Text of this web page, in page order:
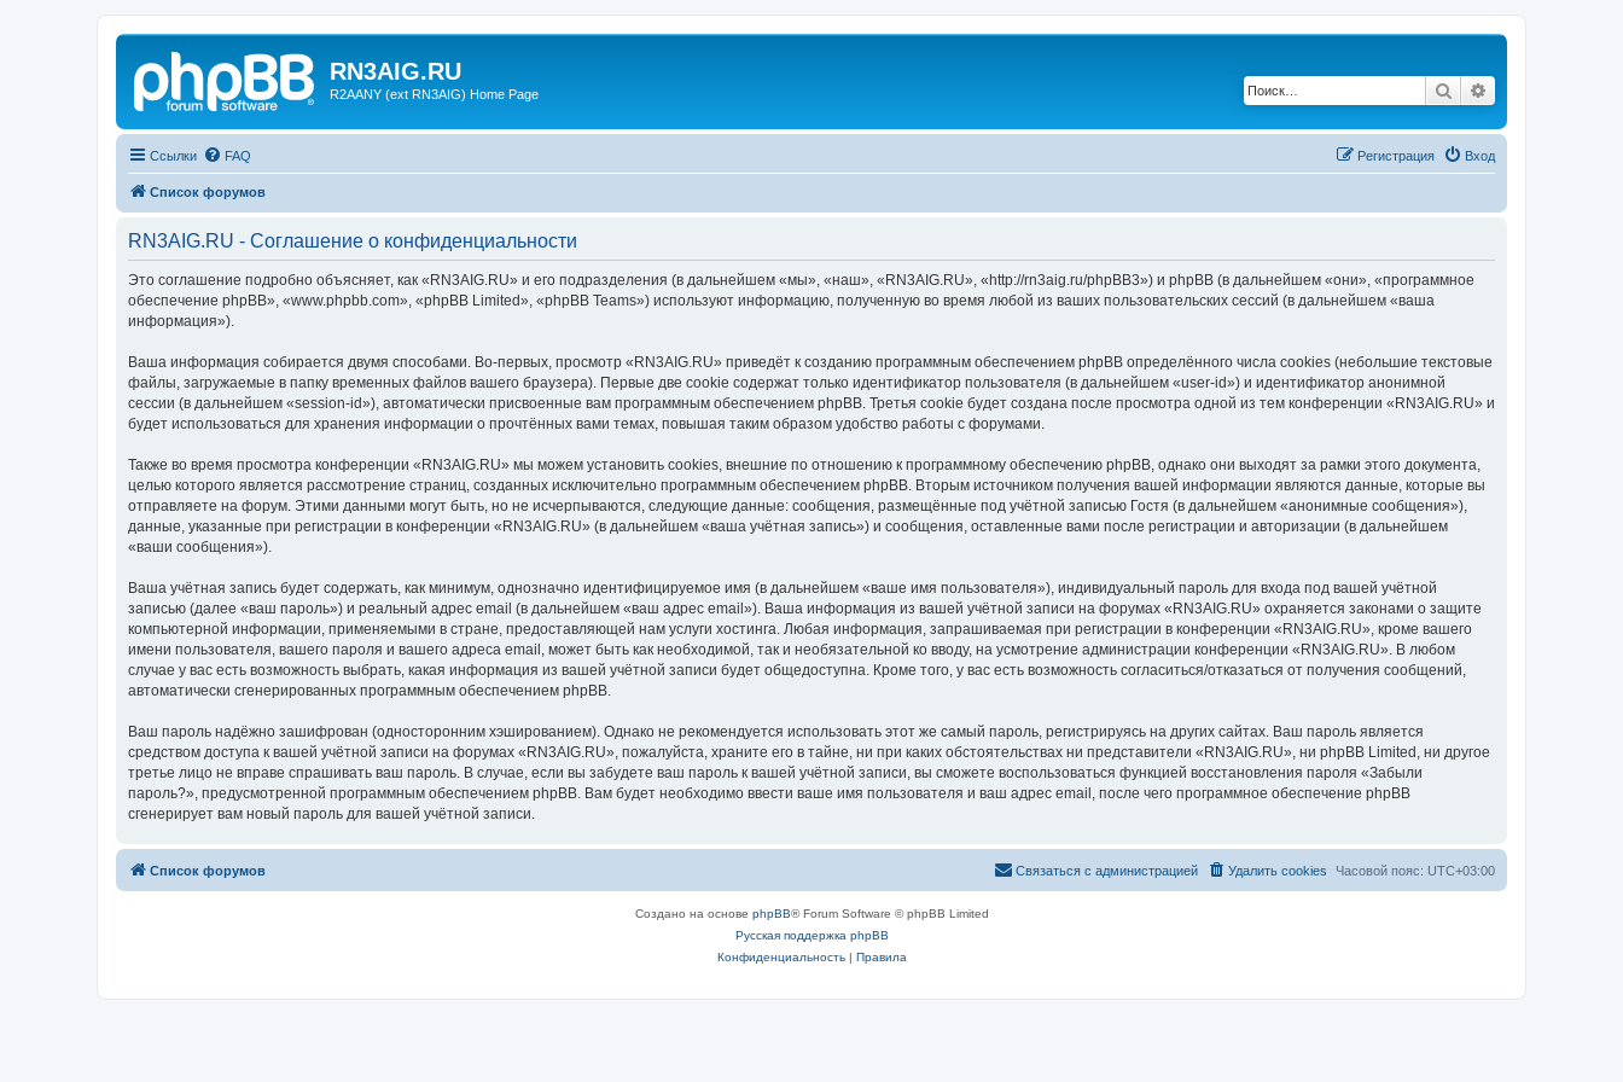
RN3AIG.RU
R2AANY (ext RN3AIG) Home Page Поиск
Ссылки FAQ Вход
Регистрация
Список форумов
RN3AIG.RU - Соглашение о конфиденциальности
Это соглашение подробно объясняет, как «RN3AIG.RU» и его подразделения (в дальнейшем «мы», «наш», «RN3AIG.RU», «http://rn3aig.ru/phpBB3») и phpBB (в дальнейшем «они», «программное
обеспечение phpBB», «www.phpbb.com», «phpBB Limited», «phpBB Teams») используют информацию, полученную во время любой из ваших пользовательских сессий (в дальнейшем «ваша
информация»).
Ваша информация собирается двумя способами. Во-первых, просмотр «RN3AIG.RU» приведёт к созданию программным обеспечением phpBB определённого числа cookies (небольшие текстовые
файлы, загружаемые в папку временных файлов вашего браузера). Первые две cookie содержат только идентификатор пользователя (в дальнейшем «user-id») и идентификатор анонимной
сессии (в дальнейшем «session-id»), автоматически присвоенные вам программным обеспечением phpBB. Третья cookie будет создана после просмотра одной из тем конференции «RN3AIG.RU» и
будет использоваться для хранения информации о прочтённых вами темах, повышая таким образом удобство работы с форумами.
Также во время просмотра конференции «RN3AIG.RU» мы можем установить cookies, внешние по отношению к программному обеспечению phpBB, однако они выходят за рамки этого документа,
целью которого является рассмотрение страниц, созданных исключительно программным обеспечением phpBB. Вторым источником получения вашей информации являются данные, которые вы
отправляете на форум. Этими данными могут быть, но не исчерпываются, следующие данные: сообщения, размещённые под учётной записью Гостя (в дальнейшем «анонимные сообщения»),
данные, указанные при регистрации в конференции «RN3AIG.RU» (в дальнейшем «ваша учётная запись») и сообщения, оставленные вами после регистрации и авторизации (в дальнейшем
«ваши сообщения»).
Ваша учётная запись будет содержать, как минимум, однозначно идентифицируемое имя (в дальнейшем «ваше имя пользователя»), индивидуальный пароль для входа под вашей учётной
записью (далее «ваш пароль») и реальный адрес email (в дальнейшем «ваш адрес email»). Ваша информация из вашей учётной записи на форумах «RN3AIG.RU» охраняется законами о защите
компьютерной информации, применяемыми в стране, предоставляющей нам услуги хостинга. Любая информация, запрашиваемая при регистрации в конференции «RN3AIG.RU», кроме вашего
имени пользователя, вашего пароля и вашего адреса email, может быть как необходимой, так и необязательной ко вводу, на усмотрение администрации конференции «RN3AIG.RU». В любом
случае у вас есть возможность выбрать, какая информация из вашей учётной записи будет общедоступна. Кроме того, у вас есть возможность согласиться/отказаться от получения сообщений,
автоматически сгенерированных программным обеспечением phpBB.
Ваш пароль надёжно зашифрован (односторонним хэшированием). Однако не рекомендуется использовать этот же самый пароль, регистрируясь на других сайтах. Ваш пароль является
средством доступа к вашей учётной записи на форумах «RN3AIG.RU», пожалуйста, храните его в тайне, ни при каких обстоятельствах ни представители «RN3AIG.RU», ни phpBB Limited, ни другое
третье лицо не вправе спрашивать ваш пароль. В случае, если вы забудете ваш пароль к вашей учётной записи, вы сможете воспользоваться функцией восстановления пароля «Забыли
пароль?», предусмотренной программным обеспечением phpBB. Вам будет необходимо ввести ваше имя пользователя и ваш адрес email, после чего программное обеспечение phpBB
сгенерирует вам новый пароль для вашей учётной записи.
Список форумов Часовой пояс: UTC+03:00
Удалить cookies
Связаться с администрацией
Создано на основе phpBB® Forum Software © phpBB Limited
Русская поддержка phpBB
Конфиденциальность| Правила